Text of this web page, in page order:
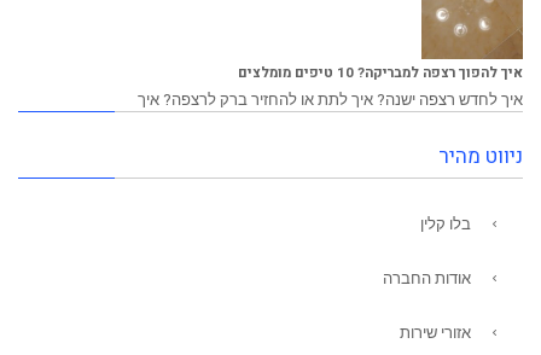
איך להפוך רצפה למבריקה? 10 טיפים מומלצים
איך לחדש רצפה ישנה? איך לתת או להחזיר ברק לרצפה? איך
ניווט מהיר
בלו קלין
אודות החברה
אזורי שירות